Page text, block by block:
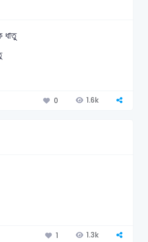
0 1.6k
1 1.3k